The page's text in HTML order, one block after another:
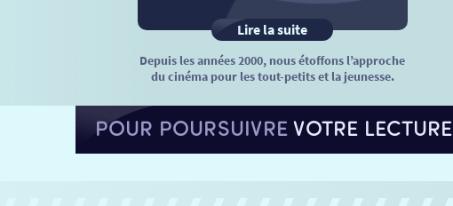
Lire la suite
Depuis les années 2000, nous étoffons l’approche
du cinéma pour les tout-petits et la jeunesse.
POUR POURSUIVREVOTRE LECTURE